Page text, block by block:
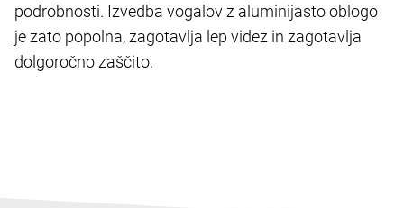
podrobnosti. Izvedba vogalov z aluminijasto oblogo
je zato popolna, zagotavlja lep videz in zagotavlja
dolgoročno zaščito.